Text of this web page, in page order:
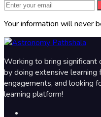
Your information will never
Working to bring significant
by doing extensive
engagements, and looking
learning platform!